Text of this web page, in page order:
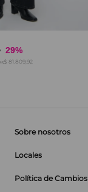
29%
$ 81.809,92
Sobre nosotros
Locales
Política de Cambios